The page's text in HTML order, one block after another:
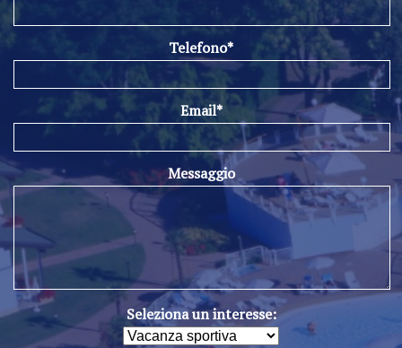
Telefono*
Email*
Messaggio
Seleziona un interesse: